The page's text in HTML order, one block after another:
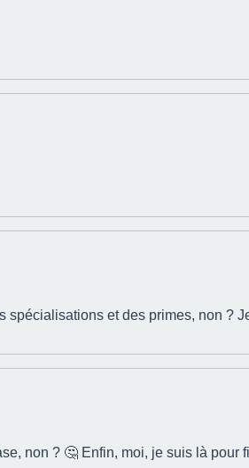
spécialisations et des primes, non ?
non ? 🤔 Enfin, moi, je suis là pour